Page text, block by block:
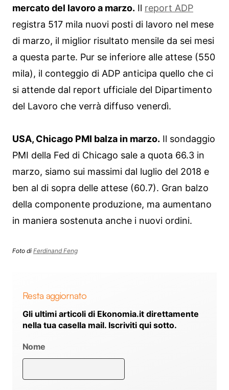
mercato del lavoro a marzo. Il report ADP
registra 517 mila nuovi posti di lavoro nel mese
di marzo, il miglior risultato mensile da sei mesi
a questa parte. Pur se inferiore alle attese (550
mila), il conteggio di ADP anticipa quello che ci
si attende dal report ufficiale del Dipartimento
del Lavoro che verrà diffuso venerdì.
USA, Chicago PMI balza in marzo. Il sondaggio
PMI della Fed di Chicago sale a quota 66.3 in
marzo, siamo sui massimi dal luglio del 2018 e
ben al di sopra delle attese (60.7). Gran balzo
della componente produzione, ma aumentano
in maniera sostenuta anche i nuovi ordini.
Foto di Ferdinand Feng
Resta aggiornato
Gli ultimi articoli di Ekonomia.it direttamente
nella tua casella mail. Iscriviti qui sotto.
Nome